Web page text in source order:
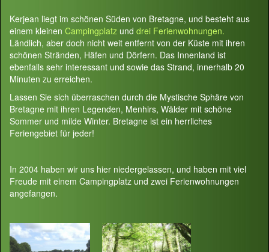
Kerjean liegt im schönen Süden von Bretagne, und besteht aus
einem kleinen Campingplatz und drei Ferienwohnungen.
Ländlich, aber doch nicht weit entfernt von der Küste mit ihren
schönen Stränden, Häfen und Dörfern. Das Innenland ist
ebenfalls sehr interessant und sowie das Strand, innerhalb 20
Minuten zu erreichen.
Lassen Sie sich überraschen durch die Mystische Sphäre von
Bretagne mit ihren Legenden, Menhirs, Wälder mit schöne
Sommer und milde Winter. Bretagne ist ein herrliches
Feriengebiet für jeder!
In 2004 haben wir uns hier niedergelassen, und haben mit viel
Freude mit einem Campingplatz und zwei Ferienwohnungen
angefangen.